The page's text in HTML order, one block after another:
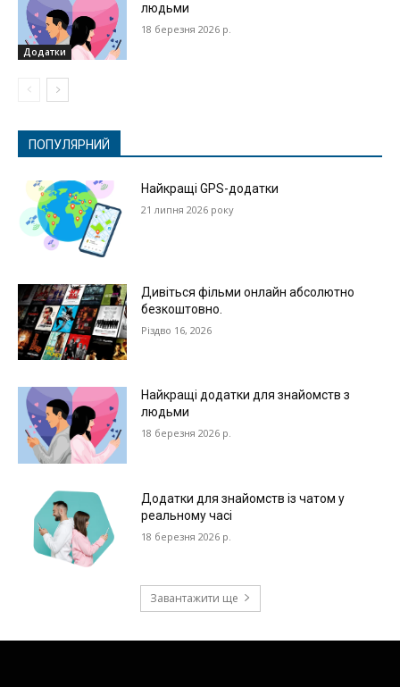
Додатки
людьми
18 березня 2026 р.
ПОПУЛЯРНИЙ
Найкращі GPS-додатки
21 липня 2026 року
Дивіться фільми онлайн абсолютно
безкоштовно.
Різдво 16, 2026
Найкращі додатки для знайомств з
людьми
18 березня 2026 р.
Додатки для знайомств із чатом у
реальному часі
18 березня 2026 р.
Завантажити ще